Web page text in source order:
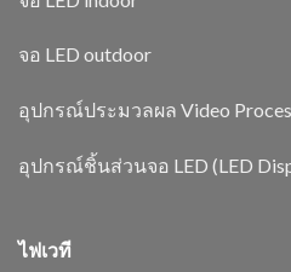
จอ LED outdoor
อุปกรณ์ประมวลผล Video
อุปกรณ์ชิ้นส่วนจอ LED (LED
ไฟเวที